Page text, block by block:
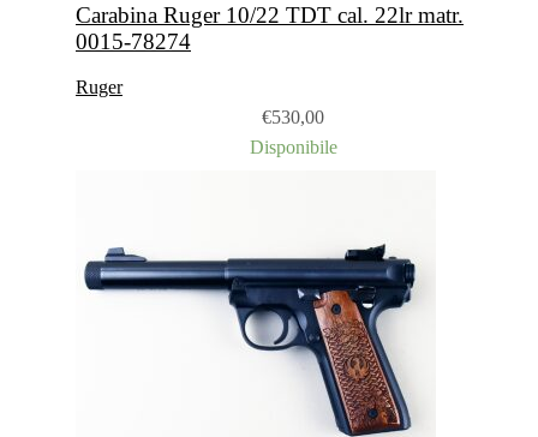
Carabina Ruger 10/22 TDT cal. 22lr matr.
0015-78274
Ruger
€530,00
Disponibile